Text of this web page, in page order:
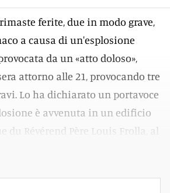
ferite, due in modo grave,
a causa di un'esplosione
da un «atto doloso»,
attorno alle 21, provocando tre
Lo ha dichiarato un portavoce
è avvenuta in un edificio
du Révérend Père Louis Frolla, al